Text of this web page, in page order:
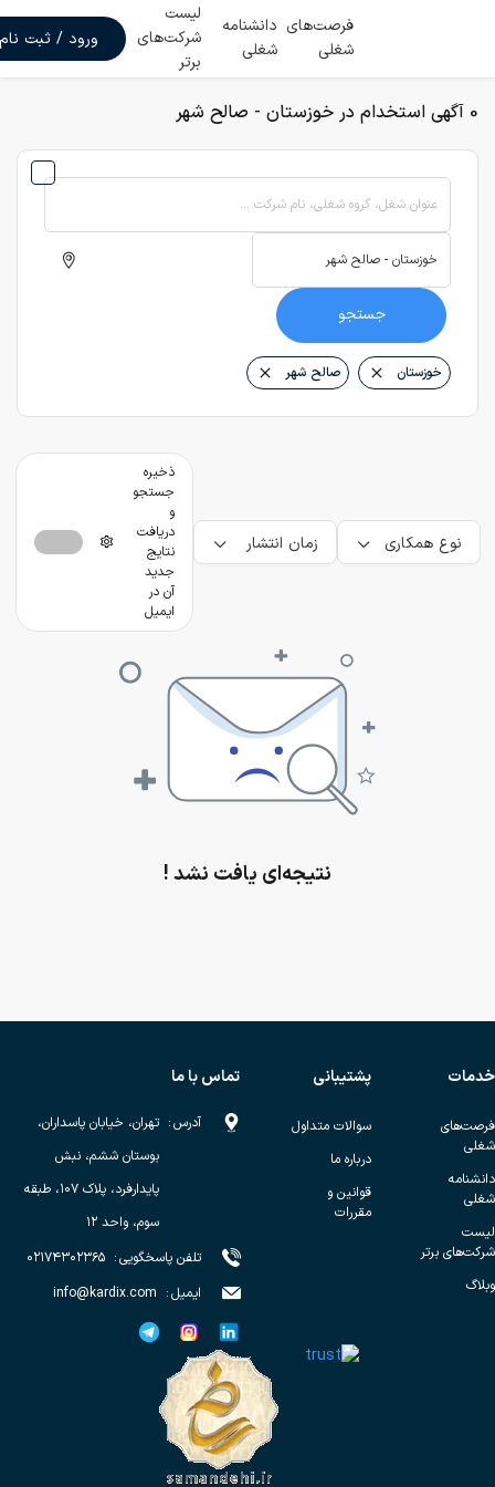
فرصت‌های
شغلی
دانشنامه
شغلی
لیست
شرکت‌های
برتر
ورود / ثبت نام
0 آگهی استخدام در خوزستان - صالح شهر
عنوان شغل، گروه شغلی، نام شرکت ...
جستجو
خوزستان صالح شهر
نوع همکاری زمان انتشار
ذخیره
جستجو
و
دریافت
نتایج
جدید
آن در
ایمیل
نتیجه‌ای یافت نشد !
خدمات
فرصت‌های
شغلی
دانشنامه
شغلی
لیست
شرکت‌های برتر
وبلاگ
پشتیبانی
سوالات متداول
درباره ما
قوانین و
مقررات
تماس با ما
آدرس: تهران، خیابان پاسداران،
بوستان ششم، نبش
پایدارفرد، پلاک ۱۰۷، طبقه
سوم، واحد ۱۲
تلفن پاسخگویی: ۰۲۱۷۴۳۰۲۳۶۵
ایمیل:
info@kardix.com